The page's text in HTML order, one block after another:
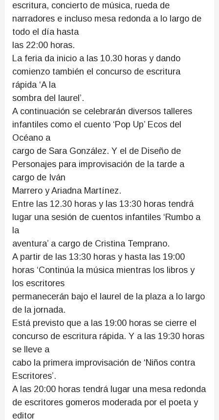
escritura, concierto de música, rueda de
narradores e incluso mesa redonda a lo largo de
todo el día hasta
las 22:00 horas.
La feria da inicio a las 10.30 horas y dando
comienzo también el concurso de escritura
rápida ‘A la
sombra del laurel’.
A continuación se celebrarán diversos talleres
infantiles como el cuento ‘Pop Up’ Ecos del
Océano a
cargo de Sara González. Y el de Diseño de
Personajes para improvisación de la tarde a
cargo de Iván
Marrero y Ariadna Martínez.
Entre las 12.30 horas y las 13:30 horas tendrá
lugar una sesión de cuentos infantiles ‘Rumbo a
la
aventura’ a cargo de Cristina Temprano.
A partir de las 13:30 horas y hasta las 19:00
horas ‘Continúa la música mientras los libros y
los escritores
permanecerán bajo el laurel de la plaza a lo largo
de la jornada.
Está previsto que a las 19:00 horas se cierre el
concurso de escritura rápida. Y a las 19:30 horas
se lleve a
cabo la primera improvisación de ‘Niños contra
Escritores’.
A las 20:00 horas tendrá lugar una mesa redonda
de escritores gomeros moderada por el poeta y
editor